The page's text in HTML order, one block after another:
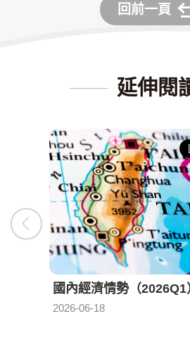
回前一頁
延伸閱
國內經濟情勢（2026Q1
2026-06-18
發布日期：